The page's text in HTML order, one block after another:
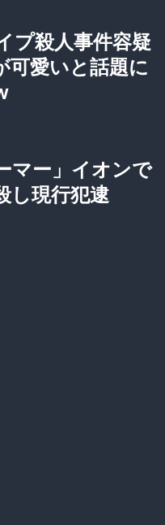
プ殺人事件容疑
可愛いと話題に
マー」イオンで
し現行犯逮